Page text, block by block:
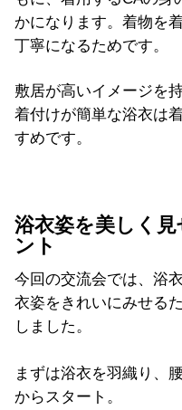
かになります。着物を
丁寧になるためです。
敷居が高いイメージを
着付けが簡単な浴衣は
すめです。
浴衣姿を美しく
ント
今回の交流会では、浴
衣姿をきれいにみせる
しました。
まずは浴衣を羽織り、
からスタート。